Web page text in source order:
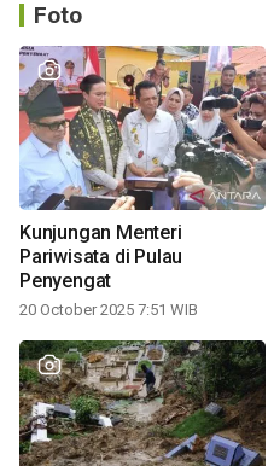
Foto
Kunjungan Menteri
Pariwisata di Pulau
Penyengat
20 October 2025 7:51 WIB